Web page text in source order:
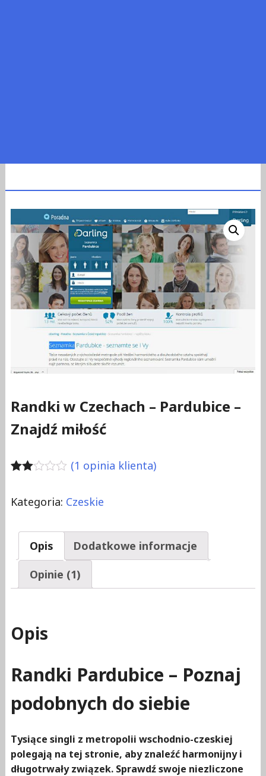
Randki w Czechach – Pardubice –
Znajdź miłość
na 5
oceny
klienta
(1 opinia klienta)
Kategoria: Czeskie
Opis
Dodatkowe informacje
Opinie (1)
Opis
Randki Pardubice – Poznaj
podobnych do siebie
Tysiące singli z metropolii wschodnio-czeskiej
polegają na tej stronie, aby znaleźć harmonijny i
długotrwały związek. Sprawdź swoje niezliczone